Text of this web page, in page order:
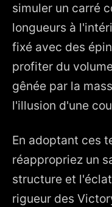
simuler un carré
longueurs à
fixé avec des
profiter du
gênée par la
l'illusion d'une
En adoptant ces
réappropriez un
structure et
rigueur des